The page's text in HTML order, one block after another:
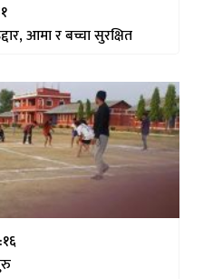
आमा र बच्चा सुरक्षित